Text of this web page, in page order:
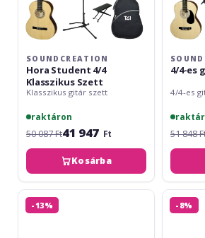
SOUNDCREATION
Hora Student 4/4
Klasszikus Szett
Klasszikus gitár szett
raktáron
50 087 Ft41 947 Ft
Kosárba
4/4-es
4/4-es
51 848
Arrow
Silver-13% -8%